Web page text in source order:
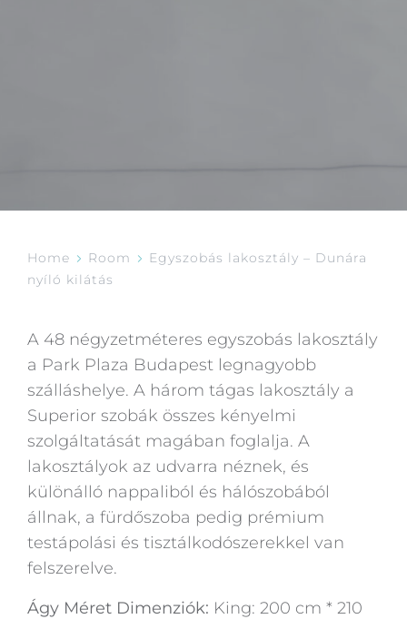
Home Room
Egyszobás lakosztály – Dunára
nyíló kilátás
A 48 négyzetméteres egyszobás lakosztály
a Park Plaza Budapest legnagyobb
szálláshelye. A három tágas lakosztály a
Superior szobák összes kényelmi
szolgáltatását magában foglalja. A
lakosztályok az udvarra néznek, és
különálló nappaliból és hálószobából
állnak, a fürdőszoba pedig prémium
testápolási és tisztálkodószerekkel van
felszerelve.
Ágy Méret Dimenziók: King: 200 cm * 210